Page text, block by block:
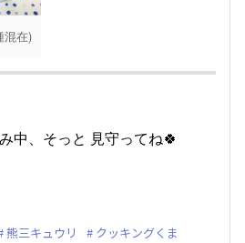
混在)
中、そっと 見守ってね🍀
熊三キュウリ クッキングくま